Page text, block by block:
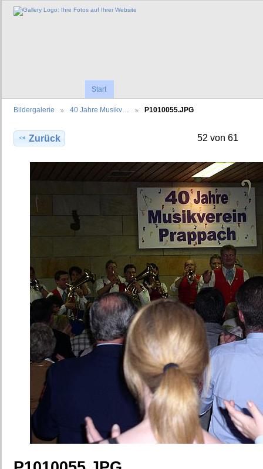
Start
Bildergalerie 40 Jahre Musikv… P1010055.JPG
Zurück 52 von 61